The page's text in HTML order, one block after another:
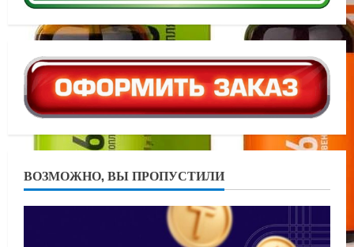
ВОЗМОЖНО, ВЫ ПРОПУСТИЛИ